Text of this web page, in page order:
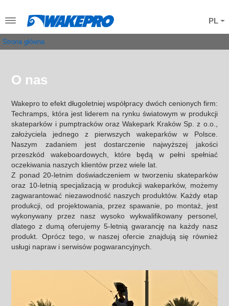
PL
Strona główna
O nas
Wakepro to efekt długoletniej współpracy dwóch cenionych firm:
Techramps, która jest liderem na rynku światowym w produkcji
skateparków i pumptracków oraz Wakepark Kraków Sp. z o.o.,
założyciela jednego z pierwszych wakeparków w Polsce.
Naszym zadaniem jest dostarczenie najwyższej jakości
przeszkód wakeboardowych, które będą w pełni spełniać
oczekiwania naszych klientów przez wiele lat.
Z ponad 20-letnim doświadczeniem w tworzeniu skateparków
oraz 10-letnią specjalizacją w produkcji wakeparków, możemy
zagwarantować niezawodność naszych produktów. Każdy etap
produkcji, od projektowania, przez spawanie, po montaż, jest
wykonywany przez nasz wysoko wykwalifikowany personel,
dlatego z dumą oferujemy 5-letnią gwarancję na każdy nasz
produkt. Oprócz tego, w naszej ofercie znajdują się również
usługi napraw i serwisów pogwarancyjnych.